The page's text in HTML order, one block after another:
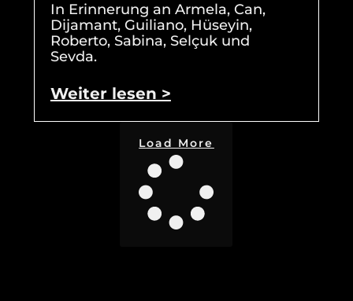
In Erinnerung an Armela, Can,
Dijamant, Guiliano, Hüseyin,
Roberto, Sabina, Selçuk und
Sevda.
Weiter lesen >
Load More